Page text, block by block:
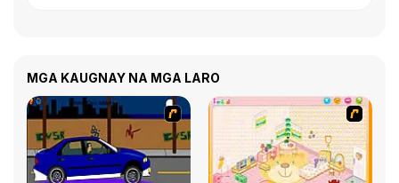
MGA KAUGNAY NA MGA LARO